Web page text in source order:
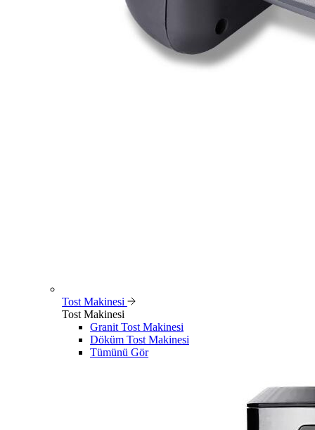
Tost Makinesi
Tost Makinesi
Granit Tost Makinesi
Döküm Tost Makinesi
Tümünü Gör